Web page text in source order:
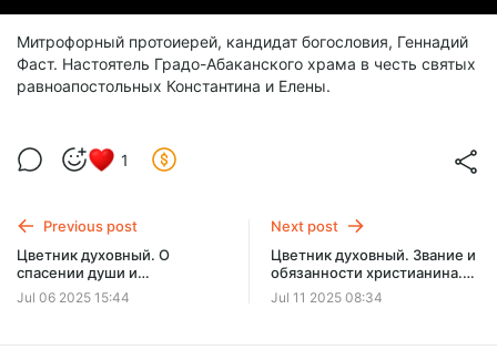
Митрофорный протоиерей, кандидат богословия, Геннадий
Фаст. Настоятель Градо-Абаканского храма в честь святых
равноапостольных Константина и Елены.
1
Previous post
Цветник духовный. О
спасении души и
добродетели. Проповедь
протоиерея Геннадия Фаста
Jul 06 2025 15:44
Next post
Цветник духовный. Звание и
обязанности христианина.
Проповедь протоиерея
Геннадия Фаста на
Jul 11 2025 08:34